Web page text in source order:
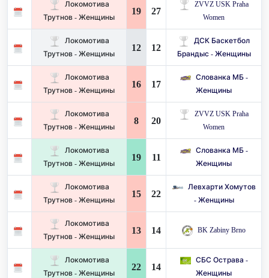
Локомотива
Трутнов - Женщины
19 27
ZVVZ USK Praha
Women
Локомотива
Трутнов - Женщины
12 12
ДСК Баскетбол
Брандыс - Женщины
Локомотива
Трутнов - Женщины
16 17
Слованка МБ -
Женщины
Локомотива
Трутнов - Женщины
8 20
ZVVZ USK Praha
Women
Локомотива
Трутнов - Женщины
19 11
Слованка МБ -
Женщины
Локомотива
Трутнов - Женщины
15 22
Левхарти Хомутов
- Женщины
Локомотива
Трутнов - Женщины
13 14 BK Zabiny Brno
Локомотива
Трутнов - Женщины
22 14
СБС Острава -
Женщины